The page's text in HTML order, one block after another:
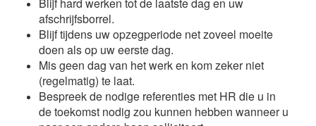
Blijf hard werken tot de laatste dag en uw
afschrijfsborrel.
Blijf tijdens uw opzegperiode net zoveel moeite
doen als op uw eerste dag.
Mis geen dag van het werk en kom zeker niet
(regelmatig) te laat.
Bespreek de nodige referenties met HR die u in
de toekomst nodig zou kunnen hebben wanneer u